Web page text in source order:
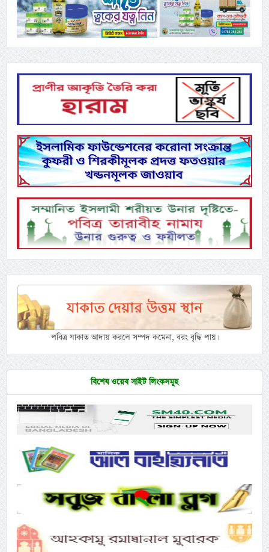
পবিত্র যাকাত আদায় করলে সম্পদ কমেনা, বরং বৃদ্ধি পায়।
বিশেষ ওয়েব সাইট লিংকসমূহ